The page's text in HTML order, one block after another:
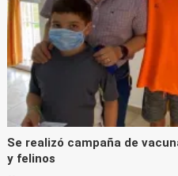
Se realizó campaña de
y felinos